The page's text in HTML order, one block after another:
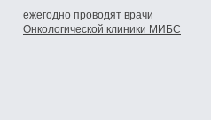
ежегодно проводят врачи
Онкологической клиники МИБС